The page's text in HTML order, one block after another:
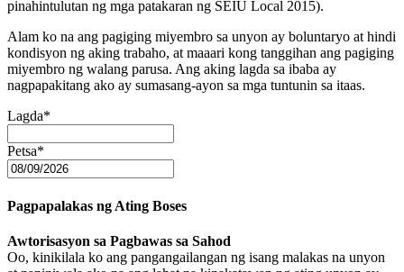
pinahintulutan ng mga patakaran ng SEIU Local 2015).
Alam ko na ang pagiging miyembro sa unyon ay boluntaryo at hindi
kondisyon ng aking trabaho, at maaari kong tanggihan ang pagiging
miyembro ng walang parusa. Ang aking lagda sa ibaba ay
nagpapakitang ako ay sumasang-ayon sa mga tuntunin sa itaas.
Lagda*
Petsa*
Pagpapalakas ng Ating Boses
Awtorisasyon sa Pagbawas sa Sahod
Oo, kinikilala ko ang pangangailangan ng isang malakas na unyon